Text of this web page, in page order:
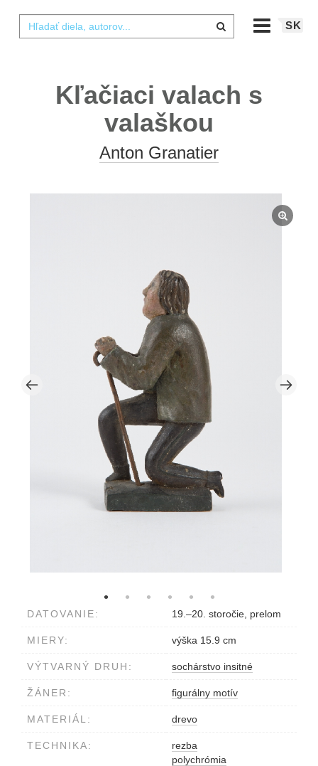
SK
Kľačiaci valach s
valaškou
Anton Granatier
DATOVANIE: 19.–20. storočie, prelom
MIERY: výška 15.9 cm
VÝTVARNÝ DRUH: sochárstvo insitné
ŽÁNER: figurálny motív
MATERIÁL: drevo
TECHNIKA:
rezba
polychrómia